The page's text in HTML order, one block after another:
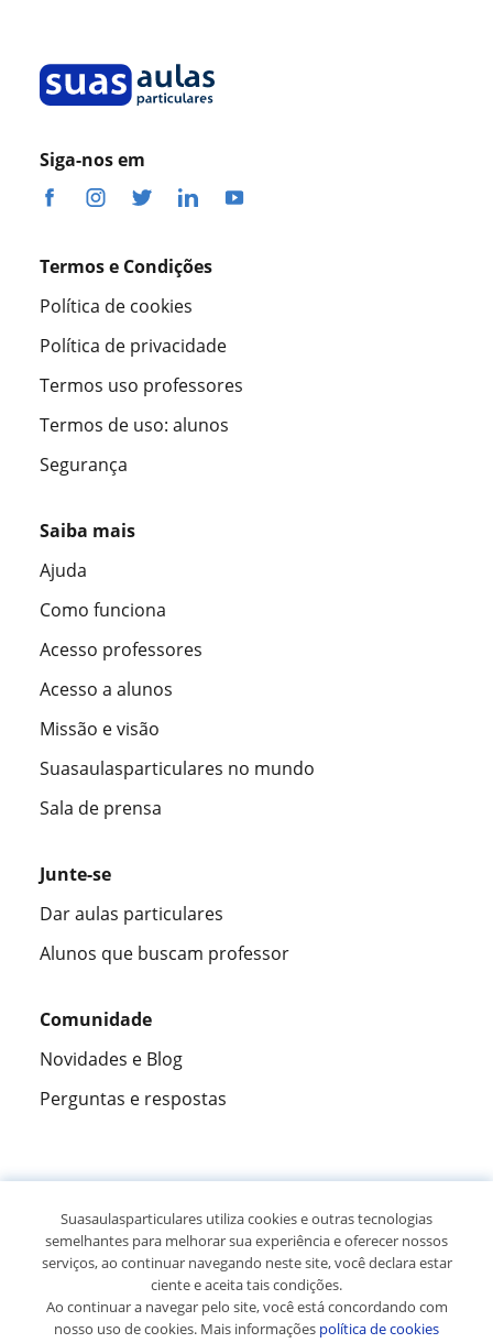
Siga-nos em
Termos e Condições
Política de cookies
Política de privacidade
Termos uso professores
Termos de uso: alunos
Segurança
Saiba mais
Ajuda
Como funciona
Acesso professores
Acesso a alunos
Missão e visão
Suasaulasparticulares no mundo
Sala de prensa
Junte-se
Dar aulas particulares
Alunos que buscam professor
Comunidade
Novidades e Blog
Perguntas e respostas
305915opiniões de alunos
© 2007 - 2026 Suas aulas particulares
Suasaulasparticulares utiliza cookies e outras tecnologias
semelhantes para melhorar sua experiência e oferecer nossos
serviços, ao continuar navegando neste site, você declara estar
ciente e aceita tais condições.
Ao continuar a navegar pelo site, você está concordando com
nosso uso de cookies. Mais informações política de cookies